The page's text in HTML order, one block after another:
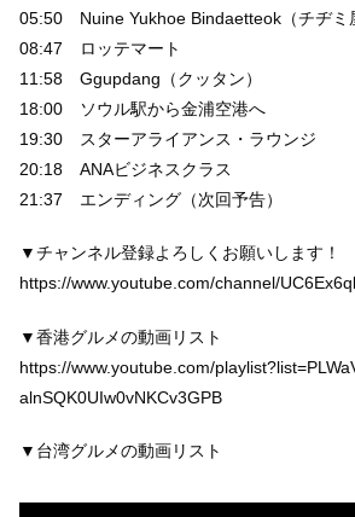
05:50 Nuine Yukhoe Bindaetteok（チヂミ
08:47 ロッテマート
11:58 Ggupdang（クッタン）
18:00 ソウル駅から金浦空港へ
19:30 スターアライアンス・ラウンジ
20:18 ANAビジネスクラス
21:37 エンディング（次回予告）
▼チャンネル登録よろしくお願いします！
https://www.youtube.com/channel/
▼香港グルメの動画リスト
https://www.youtube.com/
alnSQK0UIw0vNKCv3GPB
▼台湾グルメの動画リスト